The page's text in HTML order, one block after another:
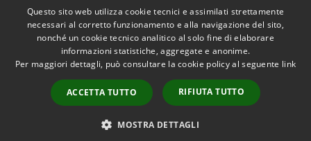
RSS
Accessibilità
Copyright © 2026 • Comune di
Municipium•
Accesso
redazione
Questo sito web utilizza cookie tecnici e assimilati strettamente
necessari al corretto funzionamento e alla navigazione del sito,
nonché un cookie tecnico analitico al solo fine di elaborare
informazioni statistiche, aggregate e anonime.
Per maggiori dettagli, può consultare la cookie policy al seguente link
ACCETTA TUTTO RIFIUTA TUTTO
MOSTRA DETTAGLI